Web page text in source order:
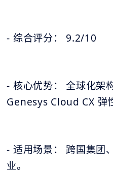
- 综合评分： 9.2/10
- 核心优势： 全球化架
Genesys Cloud CX 弹
- 适用场景： 跨国集团
业。